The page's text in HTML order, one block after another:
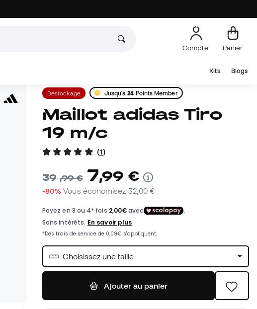
Compte Panier
Kits Blogs
Déstockage Jusqu'à24 Points Member
Maillot adidas Tiro
19 m/c
(1)
39,99 € 7,99 €
-80% Vous économisez 32,00 €
Choisissez une taille
Ajouter au panier